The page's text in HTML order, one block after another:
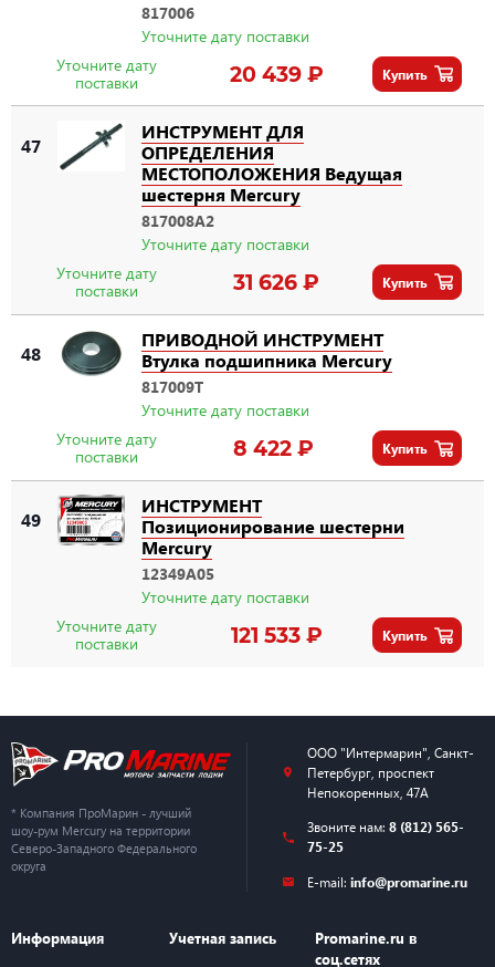
817006
Уточните дату поставки
Уточните дату
поставки
20 439 ₽ Купить
47
ИНСТРУМЕНТ ДЛЯ
ОПРЕДЕЛЕНИЯ
МЕСТОПОЛОЖЕНИЯ Ведущая
шестерня Mercury
817008A2
Уточните дату поставки
Уточните дату
поставки
31 626 ₽ Купить
48
ПРИВОДНОЙ ИНСТРУМЕНТ
Втулка подшипника Mercury
817009T
Уточните дату поставки
Уточните дату
поставки
8 422 ₽ Купить
49
ИНСТРУМЕНТ
Позиционирование шестерни
Mercury
12349A05
Уточните дату поставки
Уточните дату
поставки
121 533 ₽ Купить
* Компания ПроМарин - лучший
шоу-рум Mercury на территории
Северо-Западного Федерального
округа
ООО "Интермарин" Санкт-
Петербург, проспект
Непокоренных, 47А
Звоните нам: 8 (812) 565-
75-25
E-mail: info@promarine.ru
Информация Учетная запись
Promarine.ru в
соц.сетях